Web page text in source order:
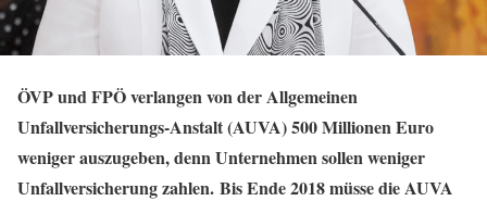
ÖVP und FPÖ verlangen von der Allgemeinen
Unfallversicherungs-Anstalt (AUVA) 500 Millionen Euro
weniger auszugeben, denn Unternehmen sollen weniger
Unfallversicherung zahlen. Bis Ende 2018 müsse die AUVA